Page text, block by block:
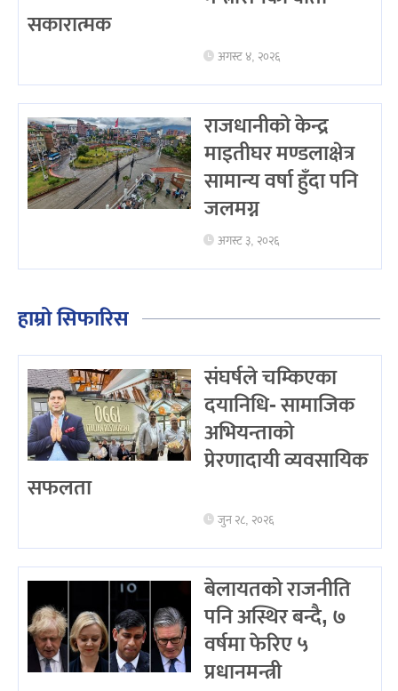
सकारात्मक
अगस्ट ४, २०२६
राजधानीको केन्द्र
माइतीघर मण्डलाक्षेत्र
सामान्य वर्षा हुँदा पनि
जलमग्न
अगस्ट ३, २०२६
हाम्रो सिफारिस
संघर्षले चम्किएका
दयानिधि- सामाजिक
अभियन्ताको
प्रेरणादायी व्यवसायिक
सफलता
जुन २८, २०२६
बेलायतको राजनीति
पनि अस्थिर बन्दै, ७
वर्षमा फेरिए ५
प्रधानमन्त्री